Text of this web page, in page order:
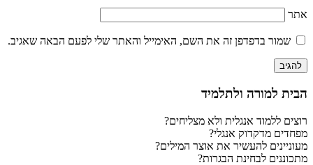
אתר
שמור בדפדפן זה את השם, האימייל והאתר שלי לפעם הבאה שאגיב.
הבית למורה ולתלמיד
רוצים ללמוד אנגלית ולא מצליחים?
מפחדים מדקדוק אנגלי?
מעוניינים להעשיר את אוצר המילים?
מתכוננים לבחינת הבגרות?